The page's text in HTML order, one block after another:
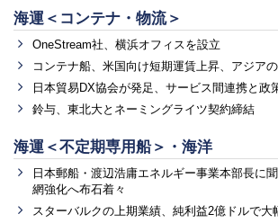
海運＜コンテナ・物流＞
OneStream社、横浜オフィスを設立
コンテナ船、米国向け短期運賃上昇、アジア
日本貿易DX協会が発足、サービス間連携と政
鈴与、東北大とネーミングライツ契約締結
海運＜不定期専用船＞・海洋
日本郵船・渡辺浩庸エネルギー事業本部長に
網強化へ布石着々
スターバルクの上期業績、純利益2億ドルで大